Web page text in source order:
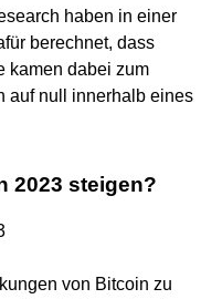
haben in einer
berechnet, dass
kamen dabei zum
auf null innerhalb eines
2023 steigen?
von Bitcoin zu